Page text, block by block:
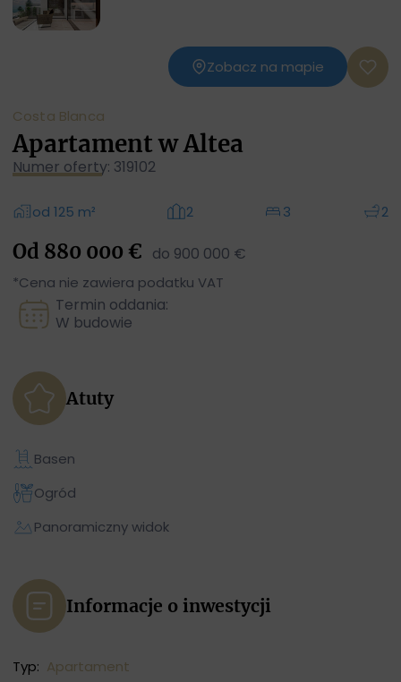
Zobacz na mapie
Costa Blanca
Apartament w Altea
Numer oferty: 319102
od 125 m² 2 3 2
Od 880 000 € do 900 000 €
*Cena nie zawiera podatku VAT
Termin oddania:
W budowie
Atuty
Basen
Ogród
Panoramiczny widok
Informacje o inwestycji
Typ: Apartament